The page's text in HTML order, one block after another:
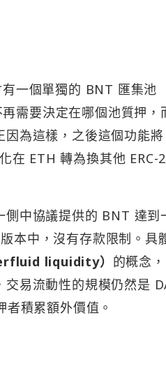
一個單獨的 BNT 匯集池
需要決定在哪個池質押，
為這樣，之後這個功能將
在 ETH 轉為換其他 ERC-
側中協議提供的 BNT 達到
本中，沒有存款限制。具
liquidity） 的概念，
易流動性的規模仍然是
積累額外價值。